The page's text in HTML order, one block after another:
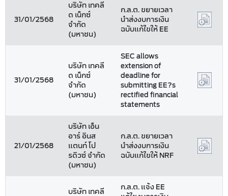
31/01/2568
บริษัท เทคลี
ด เน็กซ์
จำกัด
(มหาชน)
ก.ล.ต. ขยายเวลา
นำส่งงบการเงิน
ฉบับแก้ไขให้ EE
31/01/2568
บริษัท เทคลี
ด เน็กซ์
จำกัด
(มหาชน)
SEC allows
extension of
deadline for
submitting EE?s
rectified financial
statements
21/01/2568
บริษัท เอ็น
อาร์ อินส
แตนท์ โป
รดิวซ์ จำกัด
(มหาชน)
ก.ล.ต. ขยายเวลา
นำส่งงบการเงิน
ฉบับแก้ไขให้ NRF
บริษัท เทคลี
ก.ล.ต. แจ้ง EE